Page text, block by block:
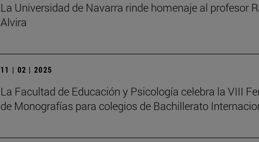
La Universidad de Navarra rinde homenaje al profesor
Alvira
11 | 02 | 2025
La Facultad de Educación y Psicología celebra la VIII
de Monografías para colegios de Bachillerato